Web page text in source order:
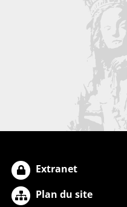
Extranet
Plan du site